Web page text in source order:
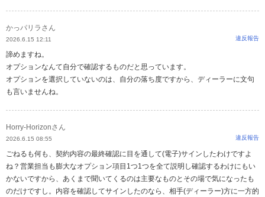
かっパリラさん
2026.6.15 12:11 違反報告
諦めますね。
オプションなんて自分で確認するものだと思っています。
オプションを選択していないのは、自分の落ち度ですから、ディーラーに文句
も言いませんね。
Horry-Horizonさん
2026.6.15 08:55 違反報告
ごねるも何も、契約内容の最終確認に目を通して(電子)サインしたわけですよ
ね？営業担当も膨大なオプション項目1つ1つを全て説明し確認するわけにもい
かないですから、あくまで聞いてくるのは主要なものとその場で気になったも
のだけですし。内容を確認してサインしたのなら、相手(ディーラー)方に一方的